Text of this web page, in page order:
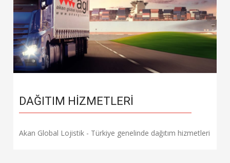
DAĞITIM HIZMETLERI
Akan Global Lojistik - Türkiye genelinde dağıtım hizmetleri